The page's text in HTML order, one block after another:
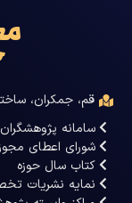
قم، جمکران،
سامانه پژوهشگران
شورای اعطای
کتاب سال حوزه
نمایه نشریات